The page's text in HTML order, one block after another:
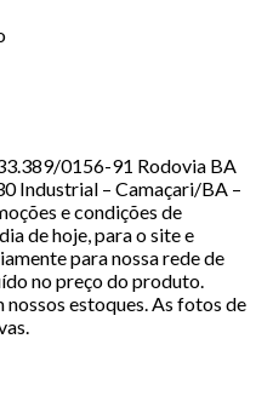
0156-91 Rodovia BA
Industrial – Camaçari/BA –
e condições de
de hoje, para o site e
para nossa rede de
no preço do produto.
estoques. As fotos de